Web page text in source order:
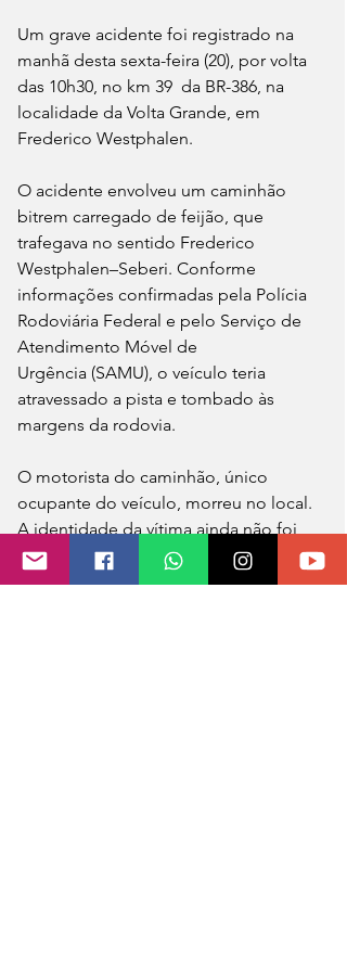
Um grave acidente foi registrado na
manhã desta sexta-feira (20), por volta
das 10h30, no km 39  da BR-386, na
localidade da Volta Grande, em
Frederico Westphalen.
O acidente envolveu um caminhão
bitrem carregado de feijão, que
trafegava no sentido Frederico
Westphalen–Seberi. Conforme
informações confirmadas pela Polícia
Rodoviária Federal e pelo Serviço de
Atendimento Móvel de
Urgência (SAMU), o veículo teria
atravessado a pista e tombado às
margens da rodovia.
O motorista do caminhão, único
ocupante do veículo, morreu no local.
A identidade da vítima ainda não foi
divulgada oficialmente. O caminhão
pertence a uma empresa do município